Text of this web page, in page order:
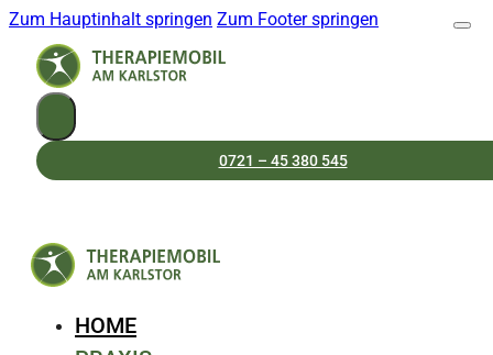
Zum Hauptinhalt springen Zum Footer springen
0721 – 45 380 545
HOME